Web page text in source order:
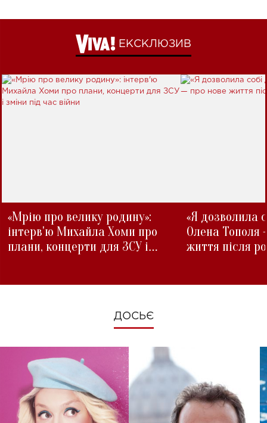
ЕКСКЛЮЗИВ
«Мрію про велику родину»:
інтерв'ю Михайла Хоми про
плани, концерти для ЗСУ і
«Я дозволила
Олена Тополя
життя після
ДОСЬЄ